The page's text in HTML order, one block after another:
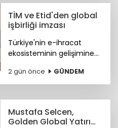
TİM ve Etid'den global
işbirliği imzası
Türkiye'nin e-ihracat
ekosisteminin gelişimine
ihracatçıların küresel
pazarlardaki rekabet
ETİD ile TİM arasında iş
birliği protokolü imzalandı.
2 gün önce GÜNDEM
Mustafa Selcen,
Golden Global Yatırım